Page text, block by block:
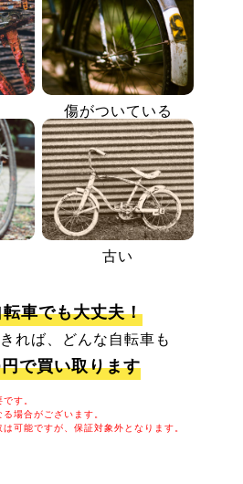
傷がついている
古い
車でも大丈夫！
れば、どんな自転車も
で買い取ります
す。
場合がございます。
可能ですが、保証対象外となります。